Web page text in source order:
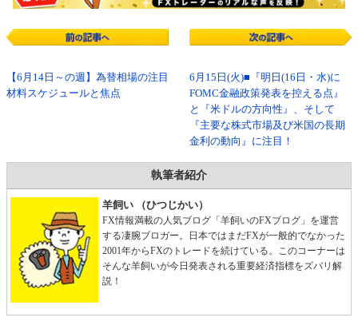
【6月14日～の週】為替相場の注目
材料スケジュールと焦点
6月15日(火)■『明日(16日・水)に
FOMC金融政策発表を控える点』
と『米ドルの方向性』、そして
『主要な株式市場及び米国の長期
金利の動向』に注目！
執筆者紹介
羊飼い （ひつじかい）
FX情報満載の人気ブログ「羊飼いのFXブログ」を運営
する凄腕ブロガー。日本ではまだFXが一般的でなかった
2001年からFXのトレードを続けている。このコーナーは
そんな羊飼いが今日発表される重要経済指標をズバリ解
説！